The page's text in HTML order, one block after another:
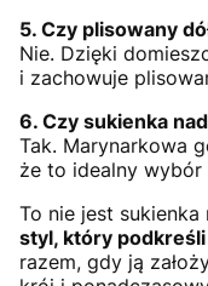
5. Czy plisowany
Nie. Dzięki
i zachowuje
6. Czy sukienka
Tak. Marynarkowa
że to idealny wybór
To nie jest sukienka
styl, który
razem, gdy ją